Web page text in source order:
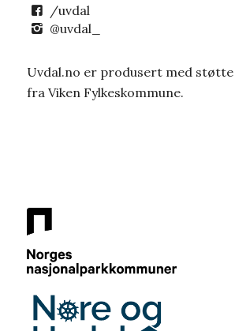
/uvdal
@uvdal_
Uvdal.no er produsert med støtte
fra Viken Fylkeskommune.